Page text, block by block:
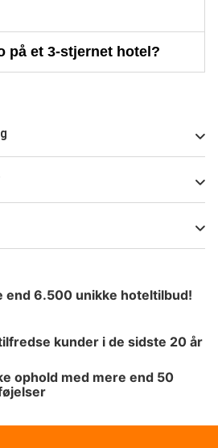
på et 3-stjernet hotel?
end 6.500 unikke hoteltilbud!
kunder i de sidste 20 år
ophold med mere end 50